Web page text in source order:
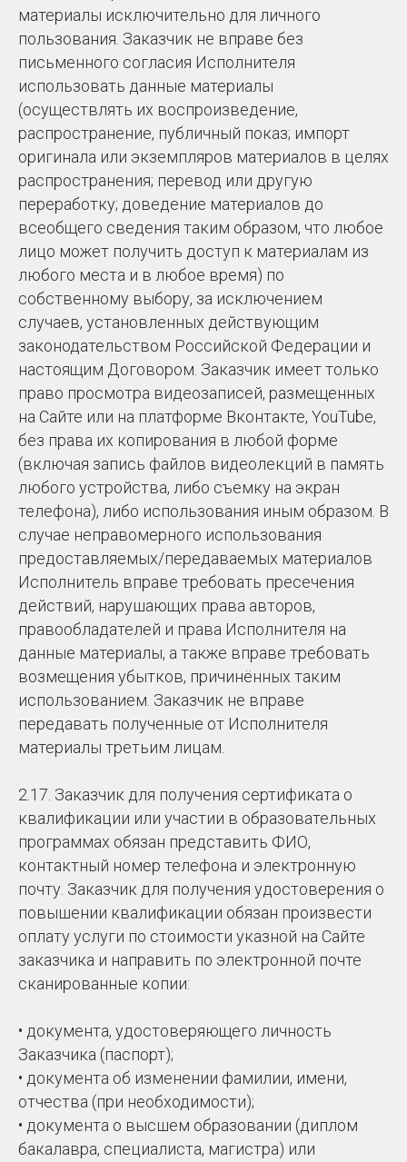
материалы исключительно для личного
пользования. Заказчик не вправе без
письменного согласия Исполнителя
использовать данные материалы
(осуществлять их воспроизведение,
распространение, публичный показ; импорт
оригинала или экземпляров материалов в целях
распространения; перевод или другую
переработку; доведение материалов до
всеобщего сведения таким образом, что любое
лицо может получить доступ к материалам из
любого места и в любое время) по
собственному выбору, за исключением
случаев, установленных действующим
законодательством Российской Федерации и
настоящим Договором. Заказчик имеет только
право просмотра видеозаписей, размещенных
на Сайте или на платформе Вконтакте, YouTube,
без права их копирования в любой форме
(включая запись файлов видеолекций в память
любого устройства, либо съемку на экран
телефона), либо использования иным образом. В
случае неправомерного использования
предоставляемых/передаваемых материалов
Исполнитель вправе требовать пресечения
действий, нарушающих права авторов,
правообладателей и права Исполнителя на
данные материалы, а также вправе требовать
возмещения убытков, причинённых таким
использованием. Заказчик не вправе
передавать полученные от Исполнителя
материалы третьим лицам.
2.17. Заказчик для получения сертификата о
квалификации или участии в образовательных
программах обязан представить ФИО,
контактный номер телефона и электронную
почту. Заказчик для получения удостоверения о
повышении квалификации обязан произвести
оплату услуги по стоимости указной на Сайте
заказчика и направить по электронной почте
сканированные копии:
• документа, удостоверяющего личность
Заказчика (паспорт);
• документа об изменении фамилии, имени,
отчества (при необходимости);
• документа о высшем образовании (диплом
бакалавра, специалиста, магистра) или